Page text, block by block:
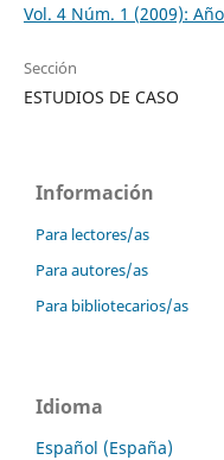
Vol. 4 Núm. 1 (2009):
Sección
ESTUDIOS DE CASO
Información
Para lectores/as
Para autores/as
Para bibliotecarios/as
Idioma
Español (España)